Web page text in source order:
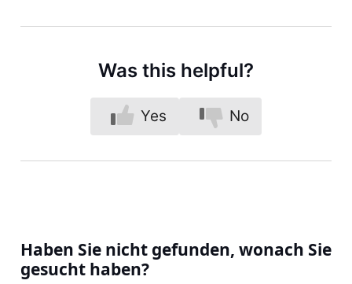
Was this helpful?
Yes No
Haben Sie nicht gefunden, wonach Sie
gesucht haben?